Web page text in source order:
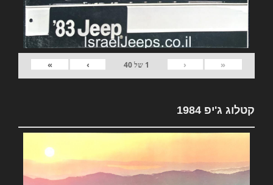
«
‹
1 של40
›
»
קטלוג ג'יפ 1984